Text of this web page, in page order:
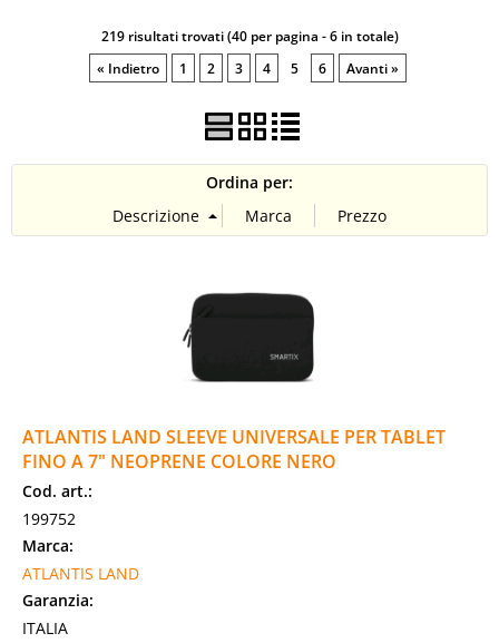
219 risultati trovati (40 per pagina - 6 in totale)
« Indietro
1 2 3 4 5 6 Avanti »
Ordina per:
ATLANTIS LAND SLEEVE UNIVERSALE PER TABLET
FINO A 7" NEOPRENE COLORE NERO
Cod. art.:
199752
Marca:
ATLANTIS LAND
Garanzia:
ITALIA